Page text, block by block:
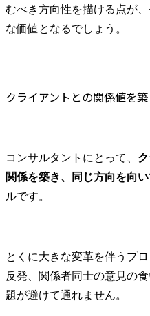
むべき方向性を描ける点が
な価値となるでしょう。
クライアントとの関係値を
コンサルタントにとって、
関係を築き、同じ方向を向
ルです。
とくに大きな変革を伴うプ
反発、関係者同士の意見の
題が避けて通れません。